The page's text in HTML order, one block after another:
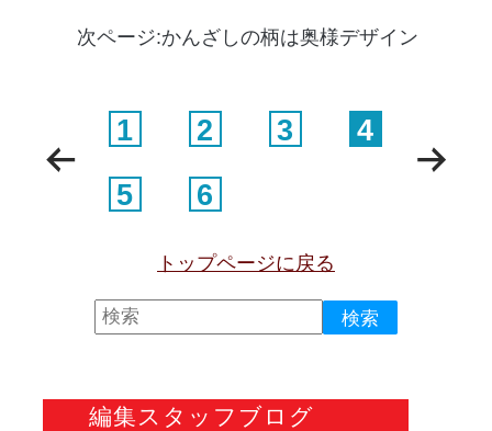
次ページ:かんざしの柄は奥様デザイン
1 2 3
4
5
6
トップページに戻る
編集スタッフブログ